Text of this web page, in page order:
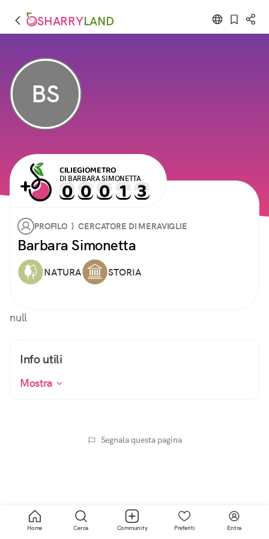
SHARRYLAND
BS
CILIEGIOMETRO
DI BARBARA SIMONETTA
PROFILO } CERCATORE DI MERAVIGLIE
Barbara Simonetta
NATURA STORIA
null
Info utili
Mostra
Segnala questa pagina
Home Cerca Community Preferiti Entra